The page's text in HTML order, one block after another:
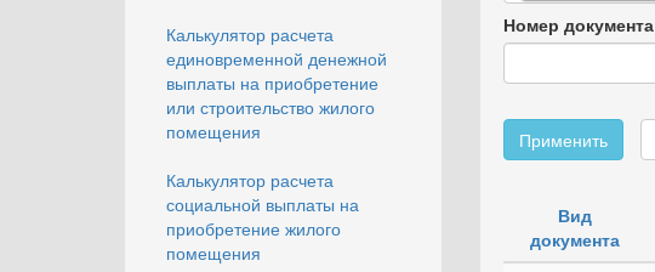
Калькулятор расчета
единовременной денежной
выплаты на приобретение
или строительство жилого
помещения
Калькулятор расчета
социальной выплаты на
приобретение жилого
помещения
Номер документа
Применить
Вид
документа